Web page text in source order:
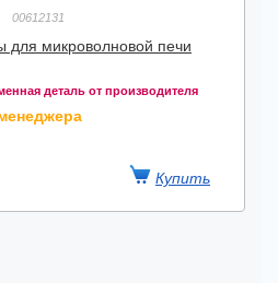
00612131
для микроволновой печи
деталь от производителя